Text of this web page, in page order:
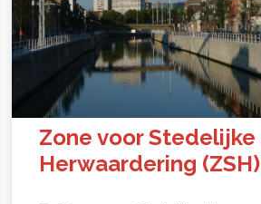
Zone voor Stedelijke
Herwaardering (ZSH)